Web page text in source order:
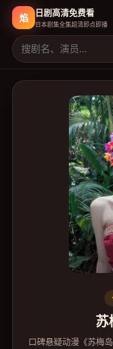
焰 日剧高清免费看
日本剧集全集超清即点即播
日剧高清免
苏
口碑悬疑动漫《苏梅